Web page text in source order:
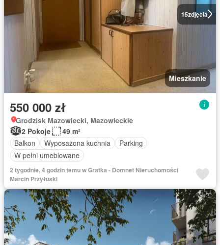
15zdjęcia
Mieszkanie
550 000 zł
Grodzisk Mazowiecki, Mazowieckie
2 Pokoje
49 m²
Balkon
Wyposażona kuchnia
Parking
W pełni umeblowane
2 tygodnie, 4 godzin temu w Gratka - Domnet Nieruchomości
Marcin Przyłuski